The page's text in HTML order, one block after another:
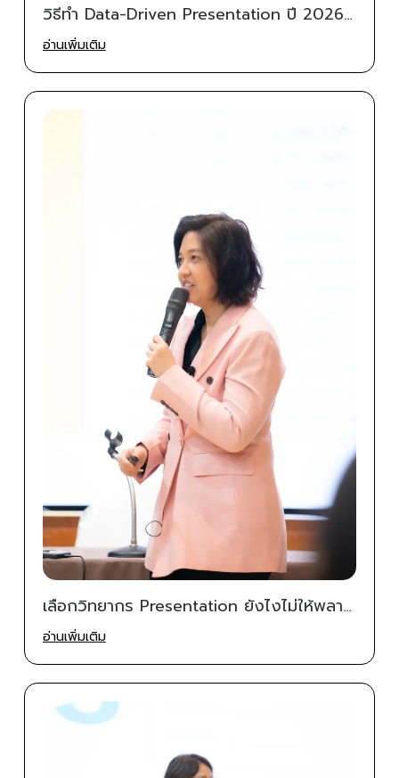
วิธีทำ Data-Driven Presentation ปี 2026
ให้ผู้บริหารตัดสินใจได้ใน 1 นาที | Betterpitch
อ่านเพิ่มเติม
เลือกวิทยากร Presentation ยังไงไม่ให้พลาด
5 เกณฑ์ที่องค์กรต้องเช็คก่อนจ้าง
อ่านเพิ่มเติม